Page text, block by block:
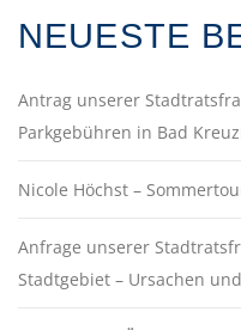
NEUESTE
Antrag unserer
Parkgebühren in Bad
Nicole Höchst –
Anfrage unserer
Stadtgebiet – Ursachen